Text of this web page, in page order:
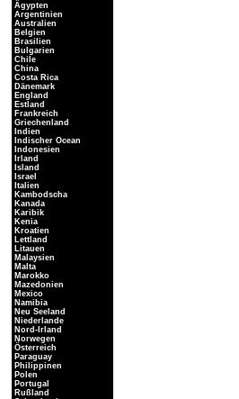
Ägypten
Argentinien
Australien
Belgien
Brasilien
Bulgarien
Chile
China
Costa Rica
Dänemark
England
Estland
Frankreich
Griechenland
Indien
Indischer Ocean
Indonesien
Irland
Island
Israel
Italien
Kambodscha
Kanada
Karibik
Kenia
Kroatien
Lettland
Litauen
Malaysien
Malta
Marokko
Mazedonien
Mexico
Namibia
Neu Seeland
Niederlande
Nord-Irland
Norwegen
Österreich
Paraguay
Philippinen
Polen
Portugal
Rußland